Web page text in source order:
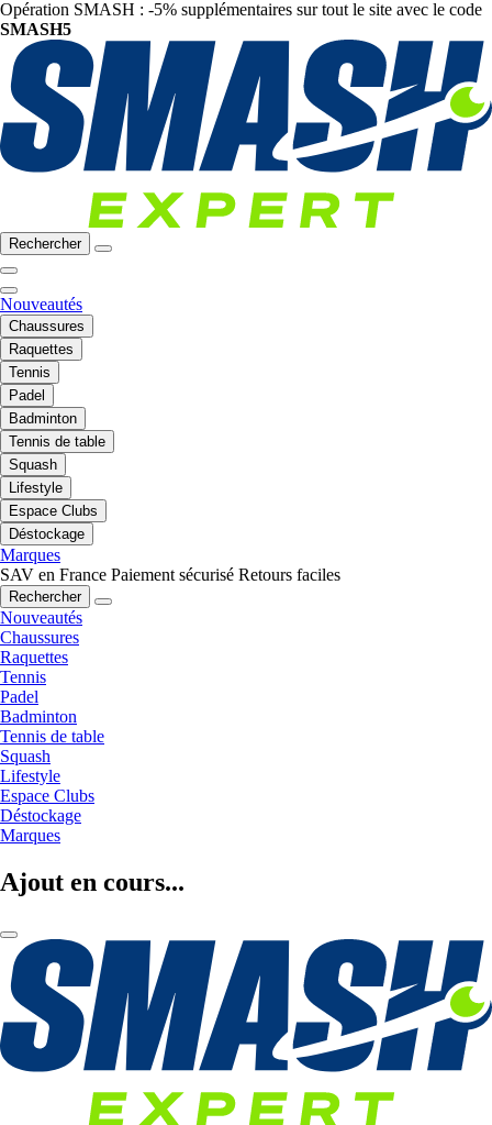
Opération SMASH : -5% supplémentaires sur tout le site avec le code
SMASH5
Rechercher
Nouveautés
Chaussures
Raquettes
Tennis
Padel
Badminton
Tennis de table
Squash
Lifestyle
Espace Clubs
Déstockage
Marques
SAV en France Paiement sécurisé Retours faciles
Rechercher
Nouveautés
Chaussures
Raquettes
Tennis
Padel
Badminton
Tennis de table
Squash
Lifestyle
Espace Clubs
Déstockage
Marques
Ajout en cours...